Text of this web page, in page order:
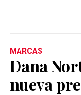
MARCAS
Dana
nueva